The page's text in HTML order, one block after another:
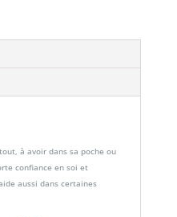
à avoir dans sa poche ou
confiance en soi et
aussi dans certaines